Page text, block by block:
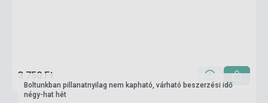
3 750 Ft
Boltunkban pillanatnyilag nem kapható, várható beszerzési idő
négy-hat hét